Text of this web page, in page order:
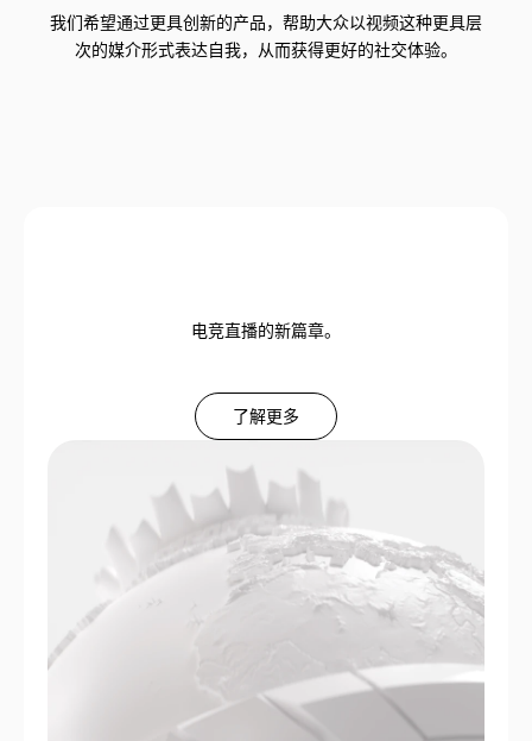
我们希望通过更具创新的产品，帮助大众以视频这种更具层
次的媒介形式表达自我，从而获得更好的社交体验。
电竞直播的新篇章。
了解更多